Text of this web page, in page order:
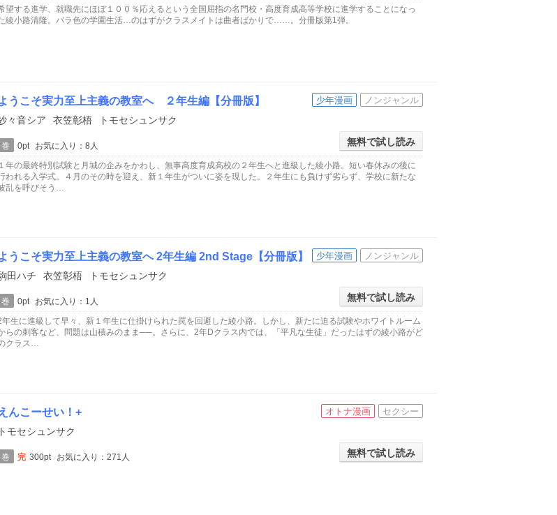
望する進学、就職先にほぼ１００％応えるという全国屈指の名門校・高度育成高等学校に進学することになっ
綾小路清隆。バラ色の学園生活…のはずがクラスメイトは曲者ばかりで……。分冊版第1弾。
少年漫画 ノンジャンル
うこそ実力至上主義の教室へ ２年生編【分冊版】
々音シア 衣笠彰梧
トモセシュンサク
無料で試し読み
巻 0pt
お気に入り：8人
１年の最終特別試験と月城の企みをかわし、無事高度育成高校の２年生へと進級した綾小路。短い春休みの後に
われる入学式。４月のその時を迎え、新１年生がついに姿を現した。２年生にも負けず劣らず、学校に新たな
乱を呼びそう…
少年漫画 ノンジャンル
うこそ実力至上主義の教室へ 2年生編 2nd Stage【分冊版】
田ハチ 衣笠彰梧
トモセシュンサク
無料で試し読み
巻 0pt
お気に入り：1人
年生に進級して早々、新１年生に仕掛けられた罠を回避した綾小路。しかし、新たに迫る試験やホワイトルーム
らの刺客など、問題は山積みのまま──。さらに、2年Dクラス内では、「平凡な生徒」だったはずの綾小路がど
クラス…
オトナ漫画 セクシー
んこーせい！+
トモセシュンサク
無料で試し読み
巻 完 300pt お気に入り：271人